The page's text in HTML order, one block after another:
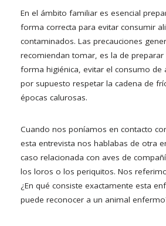
En el ámbito familiar es esencial
forma correcta para evitar consumir
contaminados. Las precauciones
recomiendan tomar, es la de
forma higiénica, evitar el consumo de
por supuesto respetar la cadena de
épocas calurosas.
Cuando nos poníamos en contacto
esta entrevista nos hablabas de otra
caso relacionada con aves de
los loros o los periquitos. Nos
¿En qué consiste exactamente esta
puede reconocer a un animal